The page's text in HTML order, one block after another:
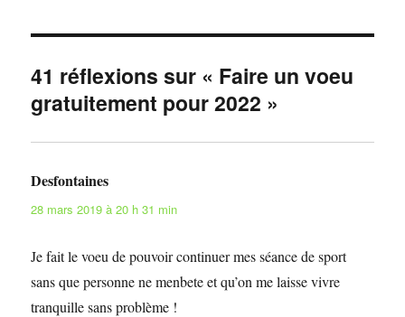
41 réflexions sur « Faire un voeu
gratuitement pour 2022 »
Desfontaines
28 mars 2019 à 20 h 31 min
Je fait le voeu de pouvoir continuer mes séance de sport
sans que personne ne menbete et qu’on me laisse vivre
tranquille sans problème !